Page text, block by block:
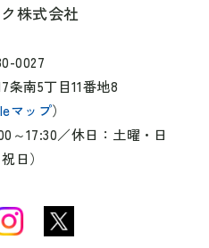
株式会社
0027
条南5丁目11番地8
マップ）
～17:30／休日：土曜・日
日）